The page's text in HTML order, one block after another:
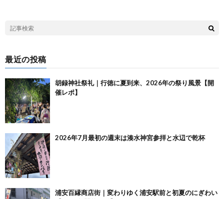
最近の投稿
胡録神社祭礼｜行徳に夏到来、2026年の祭り風景【開
催レポ】
2026年7月最初の週末は湊水神宮参拝と水辺で乾杯
浦安百縁商店街｜変わりゆく浦安駅前と初夏のにぎわい